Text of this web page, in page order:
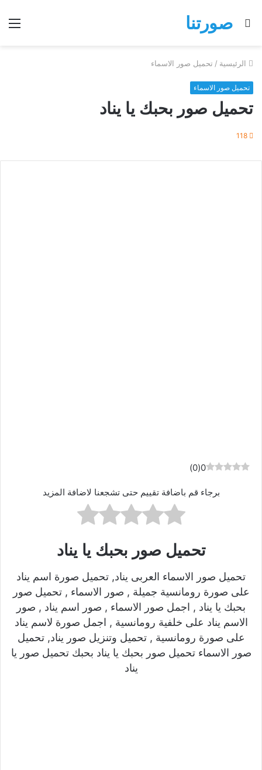
صورتنا
بحث
الرئيسية / تحميل صور الاسماء
تحميل صور الاسماء
تحميل صور بحبك يا يناد
118
0
(
0
)
برجاء قم باضافة تقييم حتى تشجعنا لاضافة المزيد
تحميل صور بحبك يا يناد
تحميل صور الاسماء العربى يناد, تحميل صورة اسم يناد
على صورة رومانسية جميلة , صور الاسماء , تحميل صور
بحبك يا يناد , اجمل صور الاسماء , صور اسم يناد , صور
الاسم يناد على خلفية رومانسية , اجمل صورة لاسم يناد
على صورة رومانسية , تحميل وتنزيل صور يناد, تحميل
صور الاسماء تحميل صور بحبك يا يناد بحبك تحميل صور يا
يناد